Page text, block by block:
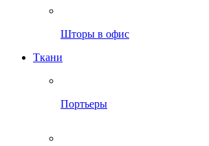
Шторы в офис
Ткани
Портьеры